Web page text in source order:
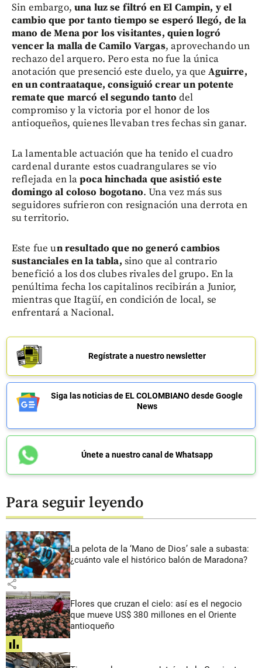
Sin embargo, una luz se filtró en El Campin, y el
cambio que por tanto tiempo se esperó llegó, de la
mano de Mena por los visitantes, quien logró
vencer la malla de Camilo Vargas, aprovechando un
rechazo del arquero. Pero esta no fue la única
anotación que presenció este duelo, ya queAguirre,
en un contraataque, consiguió crear un potente
remate que marcó el segundo tanto del
compromiso y la victoria por el honor de los
antioqueños, quienes llevaban tres fechas sin ganar.
La lamentable actuación que ha tenido el cuadro
cardenal durante estos cuadrangulares se vio
reflejada en lapoca hinchada que asistió este
domingo al coloso bogotano. Una vez más sus
seguidores sufrieron con resignación una derrota en
su territorio.
Este fue un resultado que no generó cambios
sustanciales en la tabla, sino que al contrario
benefició a los dos clubes rivales del grupo. En la
penúltima fecha los capitalinos recibirán a Junior,
mientras que Itagüí, en condición de local, se
enfrentará a Nacional.
Regístrate a nuestro newsletter
Siga las noticias de EL COLOMBIANO desde Google
News
Únete a nuestro canal de Whatsapp
Para seguir leyendo
La pelota de la ‘Mano de Dios’ sale a subasta:
¿cuánto vale el histórico balón de Maradona?
share
Flores que cruzan el cielo: así es el negocio
que mueve US$ 380 millones en el Oriente
antioqueño
share